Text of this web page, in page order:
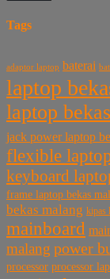
Tags
adaptor laptop baterai
laptop
laptop
jack power laptop
flexible
keyboard
frame laptop bekas
bekas malang kipas
mainboard
malang power
processor processor